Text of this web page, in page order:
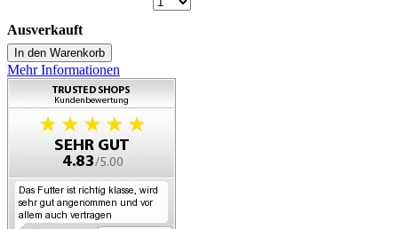
Ausverkauft
In den Warenkorb
Mehr Informationen